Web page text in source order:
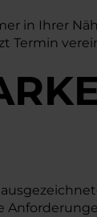
in Ihrer
Termin